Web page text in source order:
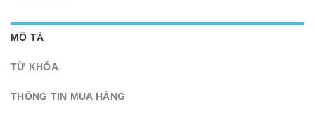
MÔ TẢ
TỪ KHÓA
THÔNG TIN MUA HÀNG